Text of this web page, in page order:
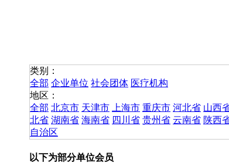
类别：
全部 企业单位 社会团体 医疗机构
地区：
全部 北京市 天津市 上海市 重庆市 河北省 山西
北省 湖南省 海南省 四川省 贵州省 云南省 陕西
自治区
以下为部分单位会员